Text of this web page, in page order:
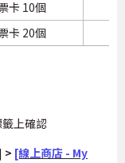
卡 10個
卡 20個
上確認
> [線上商店 - My